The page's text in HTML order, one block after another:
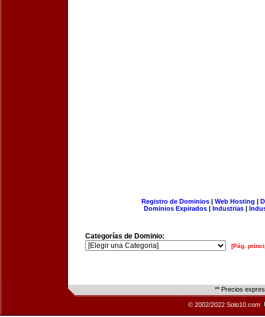
Registro de Dominios| Web Hosting |
Dominios Expirados | Industrias |
Categorías de Dominio:
[Pág.
** Precios
© 2002/2022 Solo10.com